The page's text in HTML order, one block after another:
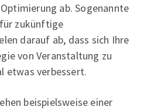
ab. Sogenannte
zukünftige
darauf ab, dass sich Ihre
von Veranstaltung zu
etwas verbessert.
beispielsweise einer